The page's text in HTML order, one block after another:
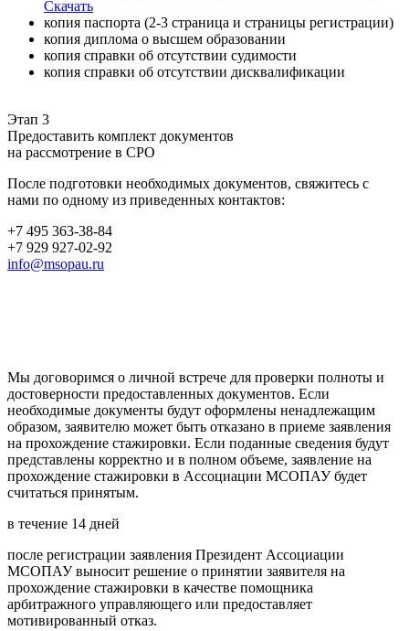
Скачать
копия паспорта (2-3 страница и страницы регистрации)
копия диплома о высшем образовании
копия справки об отсутствии судимости
копия справки об отсутствии дисквалификации
Этап 3
Предоставить комплект документов
на рассмотрение в СРО
После подготовки необходимых документов, свяжитесь с
нами по одному из приведенных контактов:
+7 495 363-38-84
+7 929 927-02-92
info@msopau.ru
Мы договоримся о личной встрече для проверки полноты и
достоверности предоставленных документов. Если
необходимые документы будут оформлены ненадлежащим
образом, заявителю может быть отказано в приеме заявления
на прохождение стажировки. Если поданные сведения будут
представлены корректно и в полном объеме, заявление на
прохождение стажировки в Ассоциации МСОПАУ будет
считаться принятым.
в течение 14 дней
после регистрации заявления Президент Ассоциации
МСОПАУ выносит решение о принятии заявителя на
прохождение стажировки в качестве помощника
арбитражного управляющего или предоставляет
мотивированный отказ.